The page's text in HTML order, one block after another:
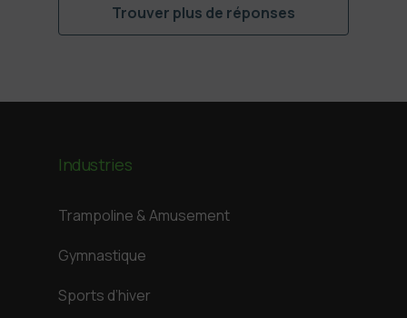
Trouver plus de réponses
Industries
Trampoline & Amusement
Gymnastique
Sports d’hiver